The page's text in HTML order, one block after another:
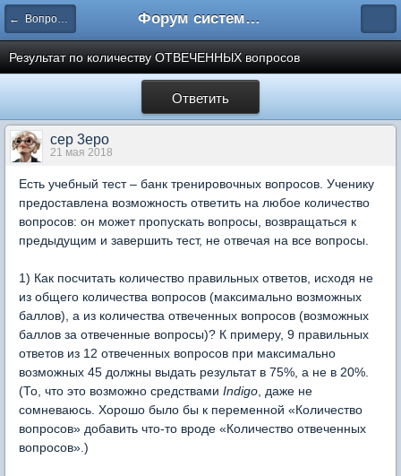
← Вопросы составления тестов Форум системы тестирования INDIGO
Результат по количеству ОТВЕЧЕННЫХ вопросов
Ответить
cep 3epo
21 мая 2018
Есть учебный тест – банк тренировочных вопросов. Ученику
предоставлена возможность ответить на любое количество
вопросов: он может пропускать вопросы, возвращаться к
предыдущим и завершить тест, не отвечая на все вопросы.
1) Как посчитать количество правильных ответов, исходя не
из общего количества вопросов (максимально возможных
баллов), а из количества отвеченных вопросов (возможных
баллов за отвеченные вопросы)? К примеру, 9 правильных
ответов из 12 отвеченных вопросов при максимально
возможных 45 должны выдать результат в 75%, а не в 20%.
(То, что это возможно средствами Indigo , даже не
сомневаюсь. Хорошо было бы к переменной «Количество
вопросов» добавить что-то вроде «Количество отвеченных
вопросов».)